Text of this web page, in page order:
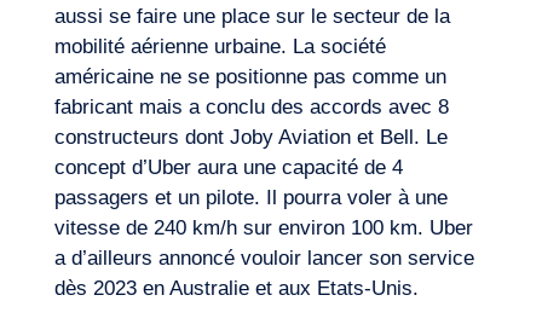
aussi se faire une place sur le secteur de la
mobilité aérienne urbaine. La société
américaine ne se positionne pas comme un
fabricant mais a conclu des accords avec 8
constructeurs dont Joby Aviation et Bell. Le
concept d’Uber aura une capacité de 4
passagers et un pilote. Il pourra voler à une
vitesse de 240 km/h sur environ 100 km. Uber
a d’ailleurs annoncé vouloir lancer son service
dès 2023 en Australie et aux Etats-Unis.